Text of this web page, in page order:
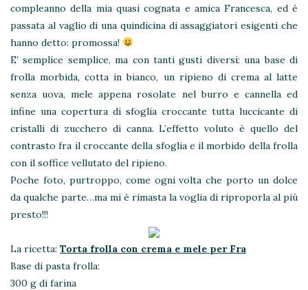
compleanno della mia quasi cognata e amica Francesca, ed è
passata al vaglio di una quindicina di assaggiatori esigenti che
hanno detto: promossa!
E’ semplice semplice, ma con tanti gusti diversi: una base di
frolla morbida, cotta in bianco, un ripieno di crema al latte
senza uova, mele appena rosolate nel burro e cannella ed
infine una copertura di sfoglia croccante tutta luccicante di
cristalli di zucchero di canna. L’effetto voluto è quello del
contrasto fra il croccante della sfoglia e il morbido della frolla
con il soffice vellutato del ripieno.
Poche foto, purtroppo, come ogni volta che porto un dolce
da qualche parte…ma mi è rimasta la voglia di riproporla al più
presto!!!
La ricetta: Torta frolla con crema e mele per Fra
Base di pasta frolla:
300 g di farina